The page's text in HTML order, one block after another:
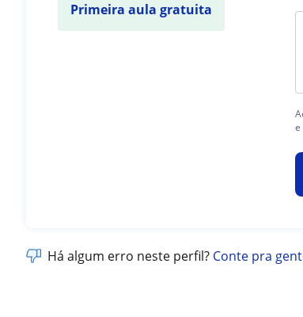
Primeira aula gratuita
e
Há algum erro neste perfil? Conte pra